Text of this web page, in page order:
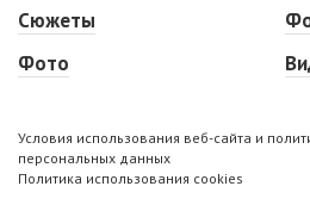
Сюжеты
Фото
Условия использования веб-сайта и
персональных данных
Политика использования cookies